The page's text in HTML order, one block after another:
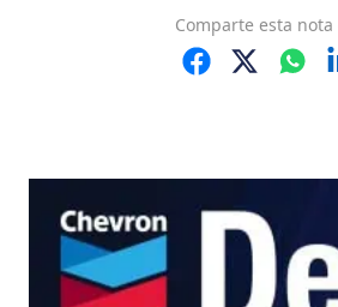
Comparte esta nota